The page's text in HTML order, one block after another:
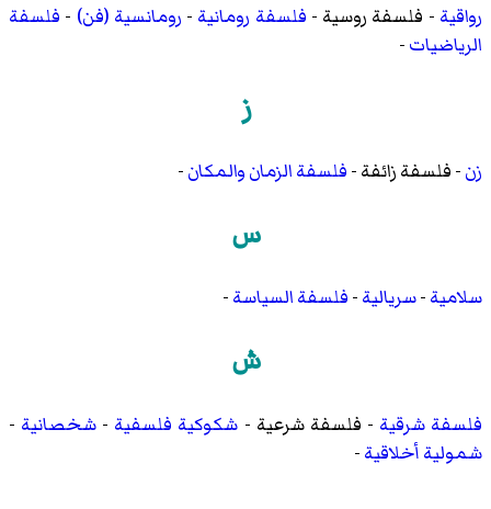
رواقية - فلسفة روسية - فلسفة رومانية - رومانسية (فن) - فلسفة
الرياضيات-
ز
زن-فلسفة زائفة-فلسفة الزمان والمكان-
س
سلامية-سريالية-فلسفة السياسة-
ش
فلسفة شرقية - فلسفة شرعية - شكوكية فلسفية - شخصانية -
شمولية أخلاقية-